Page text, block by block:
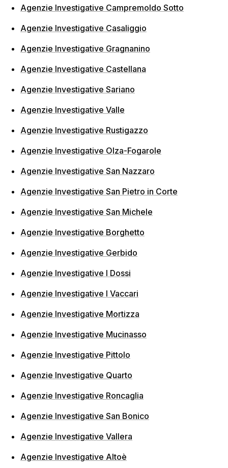
Agenzie Investigative Campremoldo Sotto
Agenzie Investigative Casaliggio
Agenzie Investigative Gragnanino
Agenzie Investigative Castellana
Agenzie Investigative Sariano
Agenzie Investigative Valle
Agenzie Investigative Rustigazzo
Agenzie Investigative Olza-Fogarole
Agenzie Investigative San Nazzaro
Agenzie Investigative San Pietro in Corte
Agenzie Investigative San Michele
Agenzie Investigative Borghetto
Agenzie Investigative Gerbido
Agenzie Investigative I Dossi
Agenzie Investigative I Vaccari
Agenzie Investigative Mortizza
Agenzie Investigative Mucinasso
Agenzie Investigative Pittolo
Agenzie Investigative Quarto
Agenzie Investigative Roncaglia
Agenzie Investigative San Bonico
Agenzie Investigative Vallera
Agenzie Investigative Altoè